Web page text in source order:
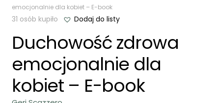
emocjonalnie dla kobiet – E-book
31 osób kupiło Dodaj do listy
Duchowość zdrowa
emocjonalnie dla
kobiet – E-book